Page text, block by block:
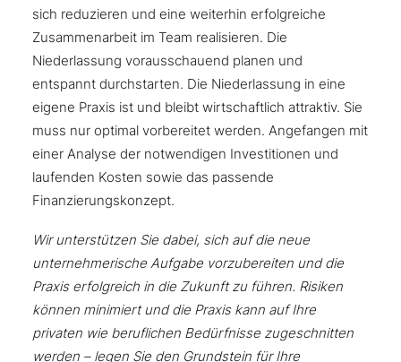
sich reduzieren und eine weiterhin erfolgreiche
Zusammenarbeit im Team realisieren. Die
Niederlassung vorausschauend planen und
entspannt durchstarten. Die Niederlassung in eine
eigene Praxis ist und bleibt wirtschaftlich attraktiv. Sie
muss nur optimal vorbereitet werden. Angefangen mit
einer Analyse der notwendigen Investitionen und
laufenden Kosten sowie das passende
Finanzierungskonzept.
Wir unterstützen Sie dabei, sich auf die neue
unternehmerische Aufgabe vorzubereiten und die
Praxis erfolgreich in die Zukunft zu führen. Risiken
können minimiert und die Praxis kann auf Ihre
privaten wie beruflichen Bedürfnisse zugeschnitten
werden – legen Sie den Grundstein für Ihre